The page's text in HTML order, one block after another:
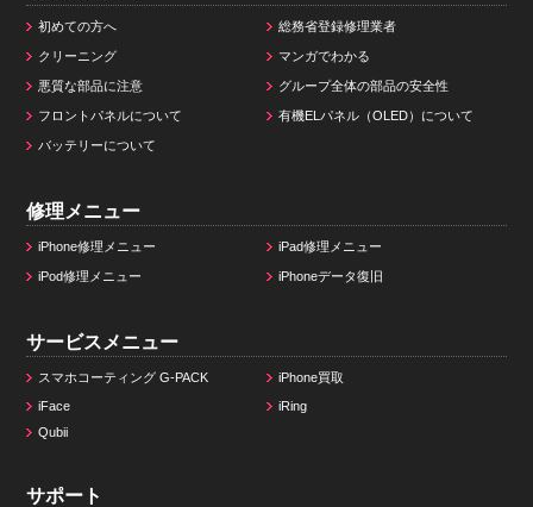
初めての方へ 総務省登録修理業者
クリーニング マンガでわかる
悪質な部品に注意 グループ全体の部品の安全性
フロントパネルについて 有機ELパネル（OLED）について
バッテリーについて
修理メニュー
iPhone修理メニュー iPad修理メニュー
iPod修理メニュー iPhoneデータ復旧
サービスメニュー
スマホコーティング G-PACK
iPhone買取
iFace
iRing
Qubii
サポート